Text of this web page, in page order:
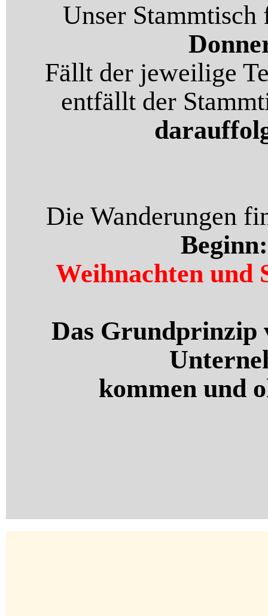
Unser
Fällt der jeweilige
entfällt der
Die Wanderungen
Beginn:
Weihnachten und
Das Grundprinzip
kommen und